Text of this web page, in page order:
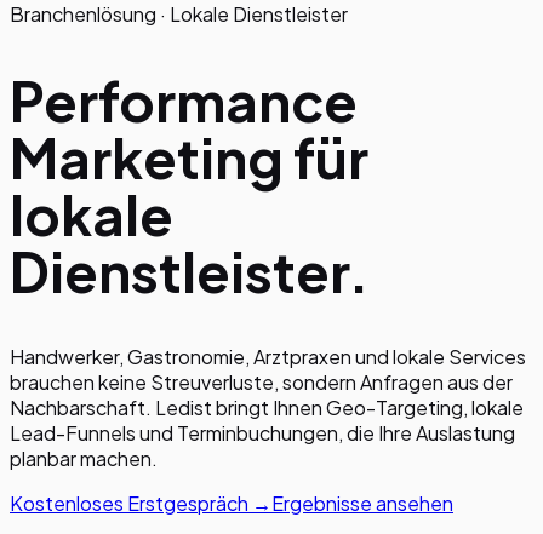
Branchenlösung · Lokale Dienstleister
Performance
Marketing für
lokale
Dienstleister.
Handwerker, Gastronomie, Arztpraxen und lokale Services
brauchen keine Streuverluste, sondern Anfragen aus der
Nachbarschaft. Ledist bringt Ihnen Geo-Targeting, lokale
Lead-Funnels und Terminbuchungen, die Ihre Auslastung
planbar machen.
Kostenloses Erstgespräch →Ergebnisse ansehen